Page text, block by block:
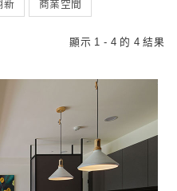
# 大量植物
# 大量植物
舊屋翻新 商業空間